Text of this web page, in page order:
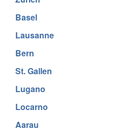
Basel
Lausanne
Bern
St. Gallen
Lugano
Locarno
Aarau